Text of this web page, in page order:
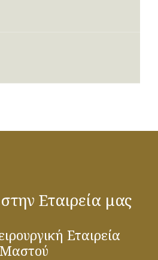
Εταιρεία μας
Εταιρεία
Μαστού